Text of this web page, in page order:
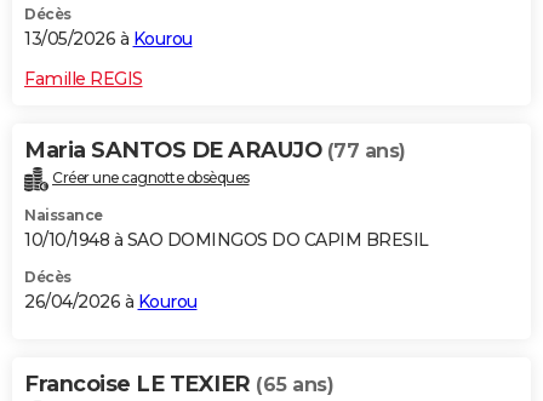
Décès
13/05/2026 à Kourou
Famille REGIS
Maria SANTOS DE ARAUJO (77 ans)
Créer une cagnotte obsèques
Naissance
10/10/1948 à SAO DOMINGOS DO CAPIM BRESIL
Décès
26/04/2026 à Kourou
Francoise LE TEXIER (65 ans)